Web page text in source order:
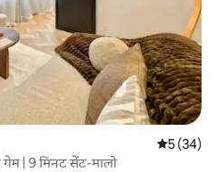
औसत रेटिंग
5 (34)
| 9 मिनट सेंट-मालो